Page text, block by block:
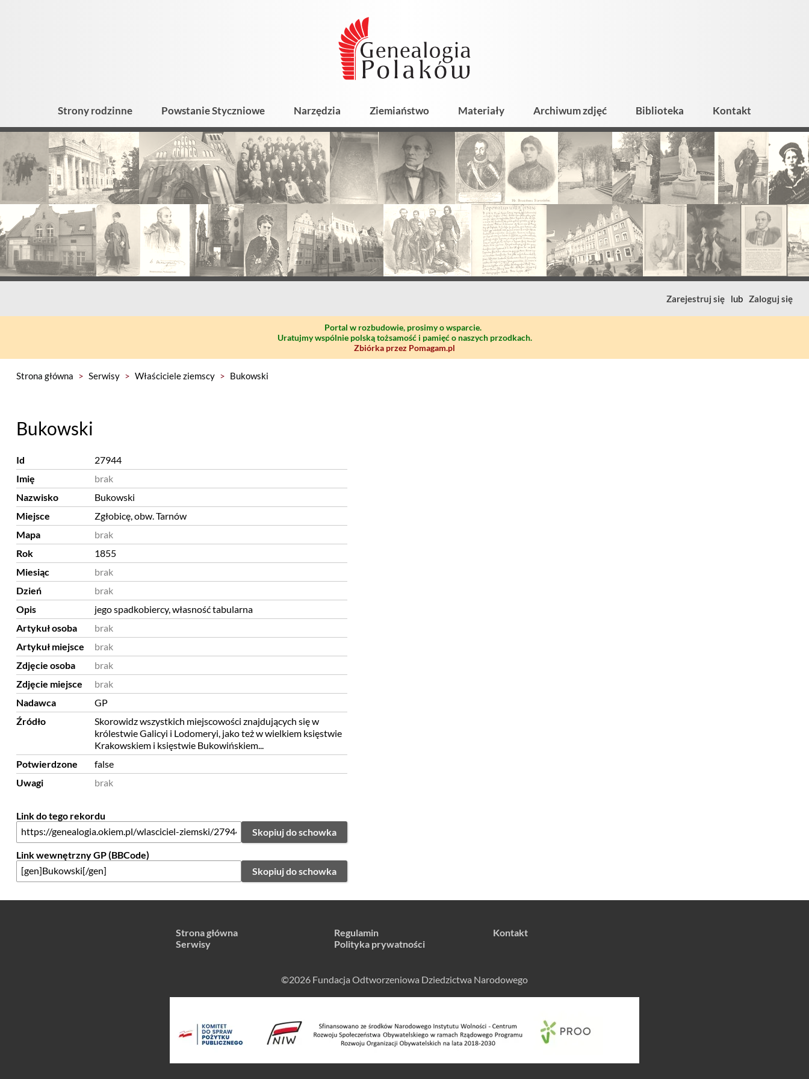
Strony rodzinne Powstanie Styczniowe Narzędzia Ziemiaństwo Materiały Archiwum zdjęć Biblioteka Kontakt
Zarejestruj się lub Zaloguj się
Portal w rozbudowie, prosimy o wsparcie.
Uratujmy wspólnie polską tożsamość i pamięć o naszych przodkach.
Zbiórka przez Pomagam.pl
Strona główna > Serwisy > Właściciele ziemscy > Bukowski
Bukowski
Id
27944
Imię
brak
Nazwisko
Bukowski
Miejsce
Zgłobicę, obw. Tarnów
Mapa
brak
Rok
1855
Miesiąc
brak
Dzień
brak
Opis
jego spadkobiercy, własność tabularna
Artykuł osoba
brak
Artykuł miejsce
brak
Zdjęcie osoba
brak
Zdjęcie miejsce
brak
Nadawca
GP
Źródło
Skorowidz wszystkich miejscowości znajdujących się w
królestwie Galicyi i Lodomeryi, jako też w wielkiem księstwie
Krakowskiem i księstwie Bukowińskiem...
Potwierdzone
false
Uwagi
brak
Link do tego rekordu
Skopiuj do schowka
Link wewnętrzny GP (BBCode)
Skopiuj do schowka
Strona główna
Serwisy
Regulamin
Polityka prywatności
Kontakt
©2026 Fundacja Odtworzeniowa Dziedzictwa Narodowego